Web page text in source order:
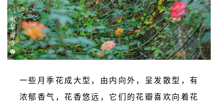
一些月季花成大型，由内向外，呈发散型，有
浓郁香气，花香悠远，它们的花瓣喜欢向着花